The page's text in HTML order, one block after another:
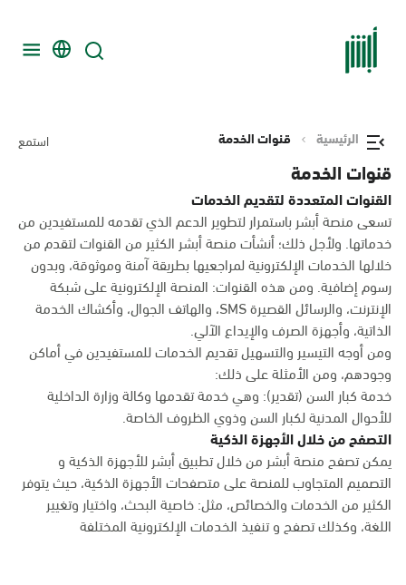
الرئيسية قنوات الخدمة استمع
قنوات الخدمة
القنوات المتعددة لتقديم الخدمات
تسعى منصة أبشر باستمرار لتطوير الدعم الذي تقدمه للمستفيدين من
خدماتها. ولأجل ذلك؛ أنشأت منصة أبشر الكثير من القنوات لتقدم من
خلالها الخدمات الإلكترونية لمراجعيها بطريقة آمنة وموثوقة، وبدون
رسوم إضافية. ومن هذه القنوات: المنصة الإلكترونية على شبكة
الإنترنت، والرسائل القصيرة SMS، والهاتف الجوال، وأكشاك الخدمة
الذاتية، وأجهزة الصرف والإيداع الآلي.
ومن أوجه التيسير والتسهيل تقديم الخدمات للمستفيدين في أماكن
وجودهم، ومن الأمثلة على ذلك:
خدمة كبار السن (تقدير): وهي خدمة تقدمها وكالة وزارة الداخلية
للأحوال المدنية لكبار السن وذوي الظروف الخاصة.
التصفح من خلال الأجهزة الذكية
يمكن تصفح منصة أبشر من خلال تطبيق أبشر للأجهزة الذكية و
التصميم المتجاوب للمنصة على متصفحات الأجهزة الذكية، حيث يتوفر
الكثير من الخدمات والخصائص، مثل: خاصية البحث، واختيار وتغيير
اللغة، وكذلك تصفح و تنفيذ الخدمات الإلكترونية المختلفة